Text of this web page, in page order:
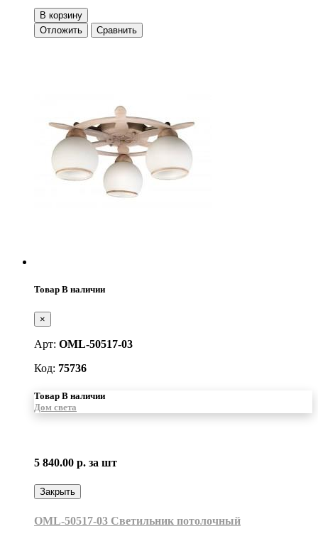
В корзину
Отложить
Сравнить
Товар В наличии
×
Арт: OML-50517-03
Код: 75736
Товар В наличии
Дом света
5 840.00 р. за шт
Закрыть
OML-50517-03 Светильник потолочный